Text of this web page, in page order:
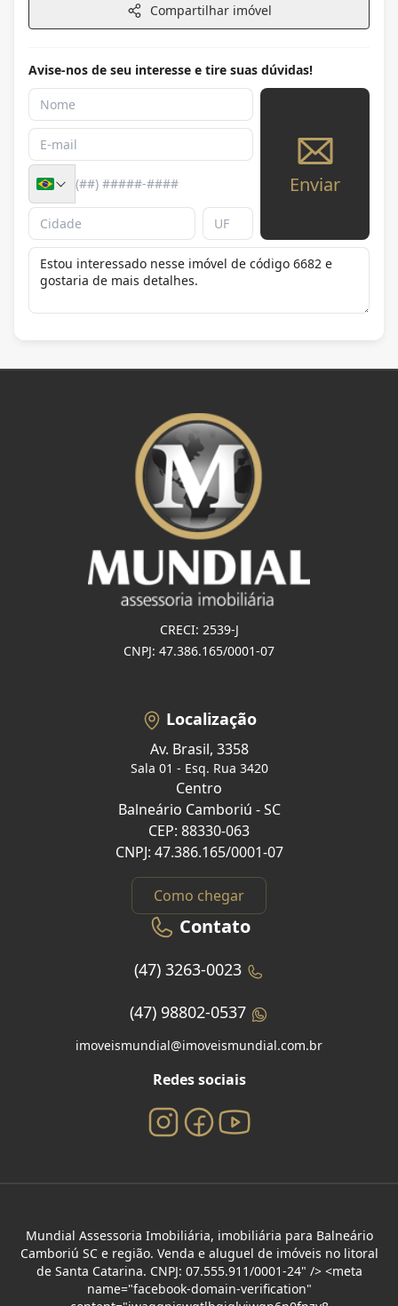
Compartilhar imóvel
Avise-nos de seu interesse e tire suas dúvidas!
Enviar
CRECI: 2539-J
CNPJ: 47.386.165/0001-07
Localização
Av. Brasil, 3358
Sala 01 - Esq. Rua 3420
Centro
Balneário Camboriú - SC
CEP: 88330-063
CNPJ: 47.386.165/0001-07
Como chegar
Contato
(47) 3263-0023
(47) 98802-0537
imoveismundial@imoveismundial.com.br
Redes sociais
Mundial Assessoria Imobiliária, imobiliária para Balneário
Camboriú SC e região. Venda e aluguel de imóveis no litoral
de Santa Catarina. CNPJ: 07.555.911/0001-24" /> <meta
name="facebook-domain-verification"